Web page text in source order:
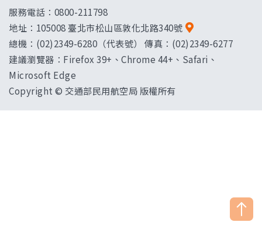
服務電話：0800-211798
地址： 105008 臺北市松山區敦化北路340號
總機：(02)2349-6280（代表號） 傳真：(02)2349-6277
建議瀏覽器：Firefox 39+、Chrome 44+、Safari、
Microsoft Edge
Copyright © 交通部民用航空局 版權所有